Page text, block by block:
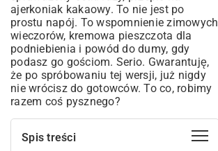
ajerkoniak kakaowy. To nie jest po
prostu napój. To wspomnienie zimowych
wieczorów, kremowa pieszczota dla
podniebienia i powód do dumy, gdy
podasz go gościom. Serio. Gwarantuję,
że po spróbowaniu tej wersji, już nigdy
nie wrócisz do gotowców. To co, robimy
razem coś pysznego?
Spis treści